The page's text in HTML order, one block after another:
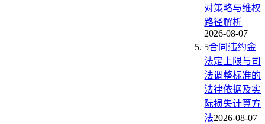
对策略与维权
路径解析
2026-08-07
5合同违约金
法定上限与司
法调整标准的
法律依据及实
际损失计算方
法2026-08-07